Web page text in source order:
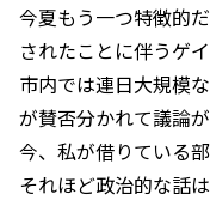
今夏もう一つ特徴的
されたことに伴うゲ
市内では連日大規模
が賛否分かれて議論が
今、私が借りている
それほど政治的な話